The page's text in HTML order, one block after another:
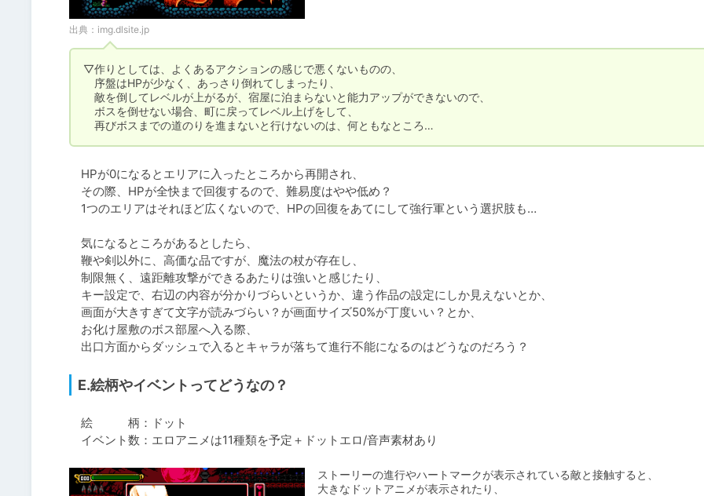
出典： img.dlsite.jp
▽作りとしては、よくあるアクションの感じで悪くないものの、
序盤はHPが少なく、あっさり倒れてしまったり、
敵を倒してレベルが上がるが、宿屋に泊まらないと能力アップができないので、
ボスを倒せない場合、町に戻ってレベル上げをして、
再びボスまでの道のりを進まないと行けないのは、何ともなところ…
HPが0になるとエリアに入ったところから再開され、
その際、HPが全快まで回復するので、難易度はやや低め？
1つのエリアはそれほど広くないので、HPの回復をあてにして強行軍という選択肢も…
気になるところがあるとしたら、
鞭や剣以外に、高価な品ですが、魔法の杖が存在し、
制限無く、遠距離攻撃ができるあたりは強いと感じたり、
キー設定で、右辺の内容が分かりづらいというか、違う作品の設定にしか見えないとか、
画面が大きすぎて文字が読みづらい？が画面サイズ50%が丁度いい？とか、
お化け屋敷のボス部屋へ入る際、
出口方面からダッシュで入るとキャラが落ちて進行不能になるのはどうなのだろう？
E.絵柄やイベントってどうなの？
絵　　　柄：ドット
イベント数：エロアニメは11種類を予定＋ドットエロ/音声素材あり
ストーリーの進行やハートマークが表示されている敵と接触すると、
大きなドットアニメが表示されたり、